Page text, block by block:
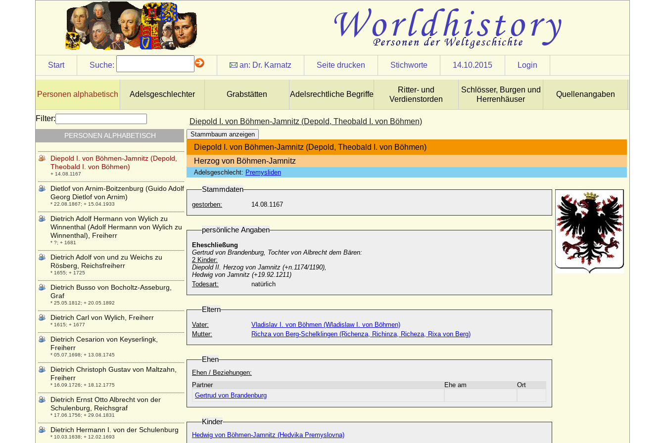
Start Suche: an: Dr. Karnatz Seite drucken Stichworte 14.10.2015 Login
Personen alphabetisch Adelsgeschlechter Grabstätten Adelsrechtliche Begriffe
Ritter- und
Verdienstorden
Schlösser, Burgen und
Herrenhäuser
Quellenangaben
Diepold I. von Böhmen-Jamnitz (Depold, Theobald I. von Böhmen)
Stammbaum anzeigen
Diepold I. von Böhmen-Jamnitz (Depold, Theobald I. von Böhmen)
Herzog von Böhmen-Jamnitz
Adelsgeschlecht: Premysliden
Stammdaten
gestorben: 14.08.1167
persönliche Angaben
Eheschließung
Gertrud von Brandenburg, Tochter von Albrecht dem Bären:
2 Kinder:
Diepold II. Herzog von Jamnitz (+n.1174/1190),
Hedwig von Jamnitz (+19.92.1211)
Todesart:
natürlich
Eltern
Vater:
Vladislav I. von Böhmen (Wladislaw I. von Böhmen)
Mutter:
Richza von Berg-Schelklingen (Richenza, Richinza, Richeza, Rixa von Berg)
Ehen
Ehen / Beziehungen:
Partner
Ehe am
Ort
Gertrud von Brandenburg
Kinder
Hedwig von Böhmen-Jamnitz (Hedvika Premyslovna)
Filter:
PERSONEN ALPHABETISCH
* 31.12.1499; + 22.04.1566
Diane von Orleans
* 24.03.1940;
Diederich von Wylich (Dietrich von Wylich,
Dietrich von Wylack)
Diederich von Wylich (Dietrich von Wylich)
* 1493; + 1569
Diederich von Wylich zu Winnenthal und
Pröbstinck (auch: Dietrich von Wylich zu
* 1539; + 1583
Diederike Eleonore von Zülow (a.d.F.
Flensdorf)
* 12.12.1736; + 01.01.1819
Diepold I. von Böhmen-Jamnitz (Depold,
Theobald I. von Böhmen)
+ 14.08.1167
Dietlof von Arnim-Boitzenburg (Guido Adolf
Georg Dietlof von Arnim)
* 22.08.1867; + 15.04.1933
Dietrich Adolf Hermann von Wylich zu
Winnenthal (Adolf Hermann von Wylich zu
Winnenthal), Freiherr
* ?; + 1681
Dietrich Adolf von und zu Weichs zu
Rösberg, Reichsfreiherr
* 1655; + 1725
Dietrich Busso von Bocholtz-Asseburg,
Graf
* 25.05.1812; + 20.05.1892
Dietrich Carl von Wylich, Freiherr
* 1615; + 1677
Dietrich Cesarion von Keyserlingk,
Freiherr
* 05.07.1698; + 13.08.1745
Dietrich Christoph Gustav von Maltzahn,
Freiherr
* 16.09.1726; + 18.12.1775
Dietrich Ernst Otto Albrecht von der
Schulenburg, Reichsgraf
* 17.06.1756; + 29.04.1831
Dietrich Hermann I. von der Schulenburg
* 10.03.1638; + 12.02.1693